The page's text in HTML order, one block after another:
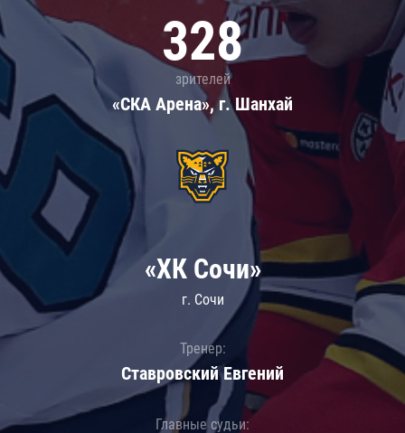
328
зрителей
«СКА Арена», г. Шанхай
«ХК Сочи»
г. Сочи
Тренер:
Ставровский Евгений
Главные судьи: